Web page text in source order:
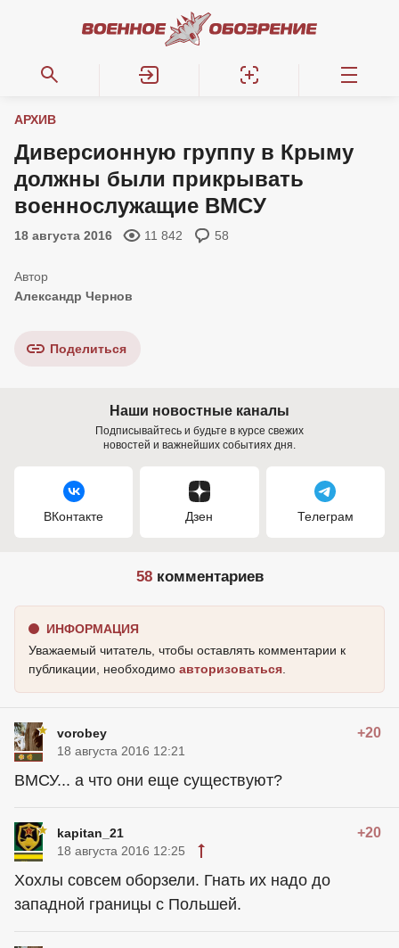
АРХИВ
Диверсионную группу в Крыму
должны были прикрывать
военнослужащие ВМСУ
18 августа 2016 11 842 58
Александр Чернов
Поделиться
Наши новостные каналы
Подписывайтесь и будьте в курсе свежих
новостей и важнейших событиях дня.
ВКонтакте Дзен Телеграм
58комментариев
ИНФОРМАЦИЯ
Уважаемый читатель, чтобы оставлять комментарии к
публикации, необходимо авторизоваться
vorobey +20
18 августа 2016 12:21
ВМСУ... а что они еще существуют?
kapitan_21 +20
18 августа 2016 12:25
Хохлы совсем оборзели. Гнать их надо до
западной границы с Польшей.